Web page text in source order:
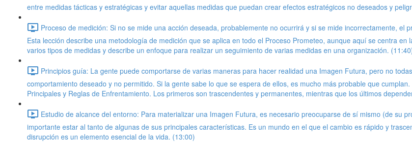
entre medidas tácticas y estratégicas y evitar aquellas medidas que puedan crear efectos estratégicos no deseados y
Proceso de medición: Si no se mide una acción deseada, probablemente no ocurrirá y si se mide incorrectamente,
Esta lección describe una metodología de medición que se aplica en todo el Proceso Prometeo, aunque aquí se centra
varios tipos de medidas y describe un enfoque para realizar un seguimiento de varias medidas en una organización.
Principios guía: La gente puede comportarse de varias maneras para hacer realidad una Imagen Futura, pero no
comportamiento deseado y no permitido. Si la gente sabe lo que se espera de ellos, es mucho más probable que
Principales y Reglas de Enfrentamiento. Los primeros son trascendentes y permanentes, mientras que los últimos
Estudio de alcance del entorno: Para materializar una Imagen Futura, es necesario preocuparse de sí mismo (de su
importante estar al tanto de algunas de sus principales características. Es un mundo en el que el cambio es rápido y
disrupción es un elemento esencial de la vida. (13:00)